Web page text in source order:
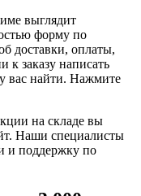
выглядит
форму по
доставки, оплаты,
к заказу написать
вас найти. Нажмите
на складе вы
Наши специалисты
и поддержку по